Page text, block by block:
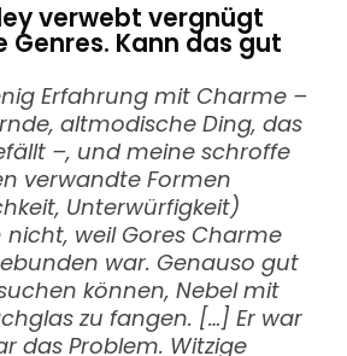
verwebt vergnügt
Genres. Kann das gut
Erfahrung mit Charme –
altmodische Ding, das
–, und meine schroffe
verwandte Formen
Unterwürfigkeit)
weil Gores Charme
war. Genauso gut
können, Nebel mit
zu fangen. […] Er war
das Problem. Witzige